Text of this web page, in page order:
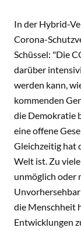
In der Hybrid-
Corona-
Schüssel: "Die
darüber
werden kann,
kommenden
die Demokratie
eine offene
Gleichzeitig hat
Welt ist. Zu
unmöglich oder
die Menschheit
Entwicklungen